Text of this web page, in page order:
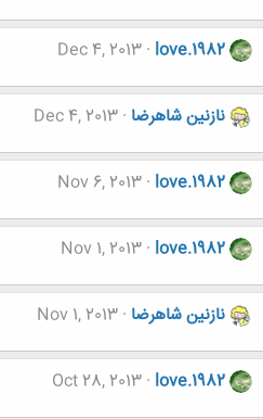
love.1982
Dec 4, 2013
نازنین شاهرضا Dec 4, 2013
love.1982
Nov 6, 2013
love.1982
Nov 1, 2013
نازنین شاهرضا Nov 1, 2013
love.1982
Oct 28, 2013